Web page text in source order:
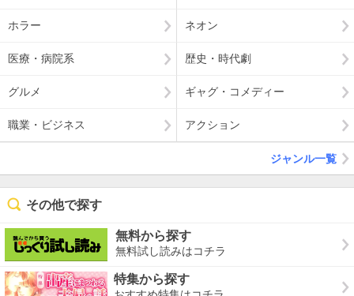
ホラー ネオン
医療・病院系 歴史・時代劇
グルメ ギャグ・コメディー
職業・ビジネス アクション
ジャンル一覧
その他で探す
無料から探す
無料試し読みはコチラ
特集から探す